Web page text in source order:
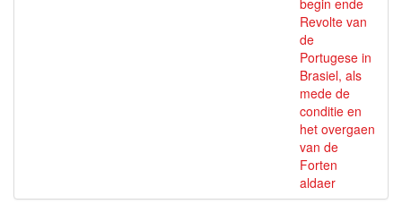
begin ende
Revolte van
de
Portugese in
Brasiel, als
mede de
conditie en
het overgaen
van de
Forten
aldaer